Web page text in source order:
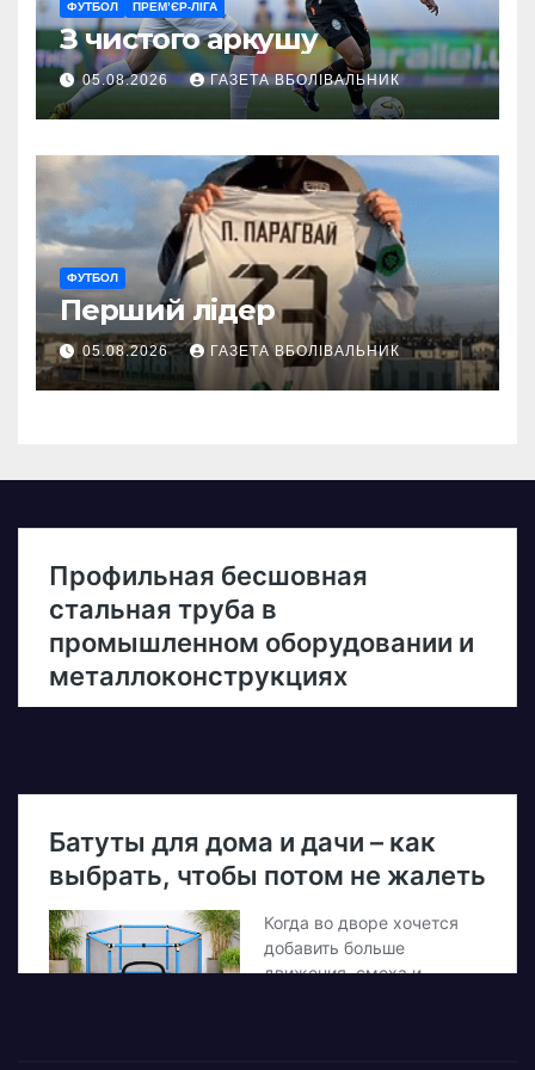
ФУТБОЛ ПРЕМ’ЄР-ЛІГА
З чистого аркушу
05.08.2026 ГАЗЕТА ВБОЛІВАЛЬНИК
ФУТБОЛ
Перший лідер
05.08.2026 ГАЗЕТА ВБОЛІВАЛЬНИК